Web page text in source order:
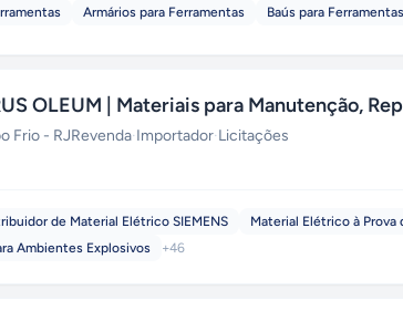
Armários para Ferramentas Baús para Ferramentas
OLEUM | Materiais para Manutenção,
Frio - RJRevenda·Importador·Licitações
de Material Elétrico SIEMENS
Material Elétrico à Prova
Ambientes Explosivos
+46